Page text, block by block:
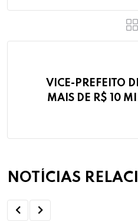
VICE-PREFEITO
MAIS DE R$ 10
NOTÍCIAS